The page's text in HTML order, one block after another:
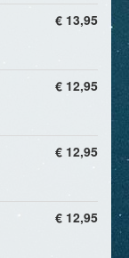
€ 13,95
€ 12,95
€ 12,95
€ 12,95